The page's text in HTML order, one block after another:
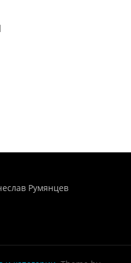
Румянцев